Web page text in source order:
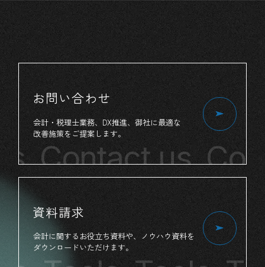
Contact us
お問い合わせ
会計・税理士業務、 DX推進、 御社に最適な
改善施策を ご提案します。
資料請求
会計に関する お役立ち資料や、 ノウハウ資料を
ダウンロードいただけます。